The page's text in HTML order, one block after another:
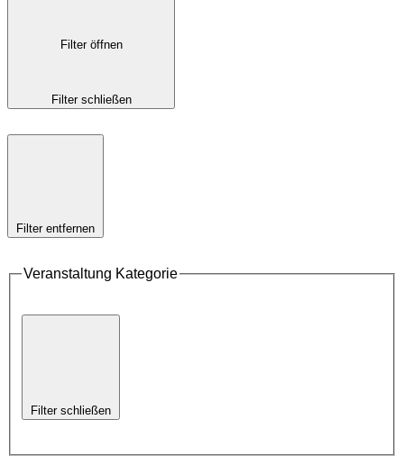
Filter öffnen
Filter schließen
Filter entfernen
Veranstaltung Kategorie
Filter schließen